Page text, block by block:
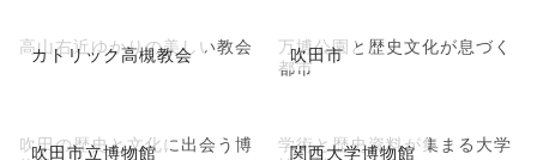
カトリック高槻教会
高山右近ゆかりの美しい教会 吹田市
万博公園と歴史文化が息づく
都市
吹田市立博物館
吹田の歴史と文化に出会う博
関西大学博物館
学術と歴史資料が集まる大学